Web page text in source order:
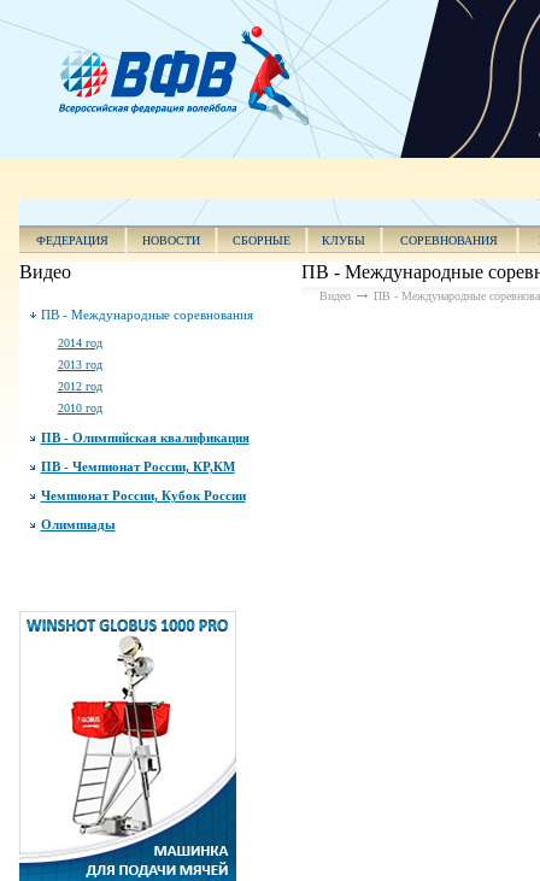
ФЕДЕРАЦИЯ НОВОСТИ СБОРНЫЕ КЛУБЫ СОРЕВНОВАНИЯ
Видео
ПВ - Международные соревнования
2014 год
2013 год
2012 год
2010 год
ПВ - Олимпийская квалификация
ПВ - Чемпионат России, КР,КМ
Чемпионат России, Кубок России
Олимпиады
ПВ - Международные
Видео ПВ - Международные